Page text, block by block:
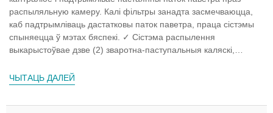
распыляльную камеру. Калі фільтры занадта засмечваюцца,
каб падтрымліваць дастатковы паток паветра, праца сістэмы
спыняецца ў мэтах бяспекі. ✓ Сістэма распылення
выкарыстоўвае дзве (2) зваротна-паступальныя каляскі,
ЧЫТАЦЬ ДАЛЕЙ